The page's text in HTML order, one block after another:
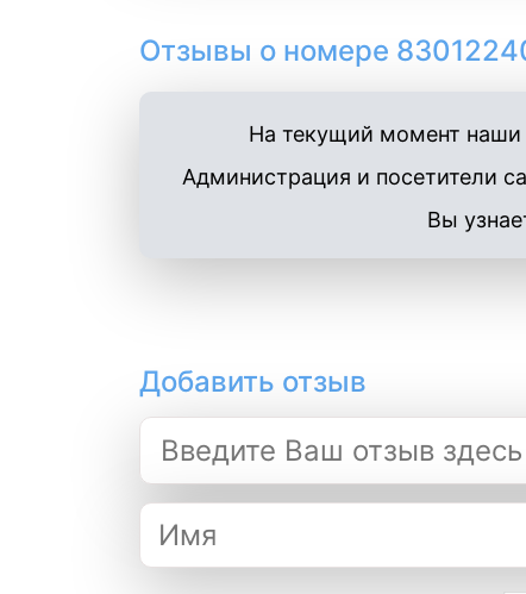
Отзывы о номере
На текущий момент наши
Администрация и посетители
Вы
Добавить отзыв